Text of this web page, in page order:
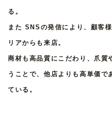
る。
また SNSの発信により、顧客
リアからも来店。
商材も高品質にこだわり、爪質
うことで、他店よりも高単価で
ている。